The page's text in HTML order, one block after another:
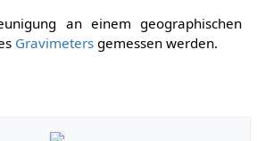
an einem geographischen
Gravimetersgemessen werden.